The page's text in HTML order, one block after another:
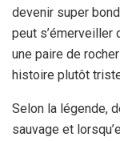
devenir super
peut s’émerveiller
une paire de
histoire plutôt
Selon la légende,
sauvage et